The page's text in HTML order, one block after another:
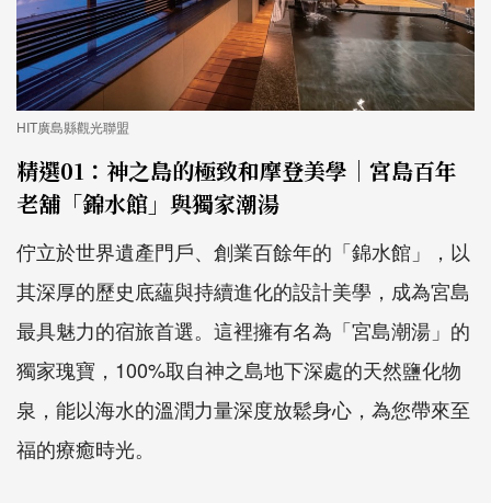
HIT廣島縣觀光聯盟
精選01：神之島的極致和摩登美學｜宮島百年
老舖「錦水館」與獨家潮湯
佇立於世界遺產門戶、創業百餘年的「錦水館」，以
其深厚的歷史底蘊與持續進化的設計美學，成為宮島
最具魅力的宿旅首選。這裡擁有名為「宮島潮湯」的
獨家瑰寶，100%取自神之島地下深處的天然鹽化物
泉，能以海水的溫潤力量深度放鬆身心，為您帶來至
福的療癒時光。